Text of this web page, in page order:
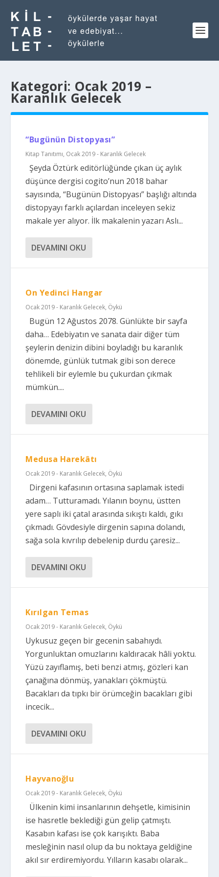
Kategori: Ocak 2019 –
Karanlık Gelecek
“Bugünün Distopyası”
Kitap Tanıtımı, Ocak 2019 - Karanlık Gelecek
Şeyda Öztürk editörlüğünde çıkan üç aylık
düşünce dergisi cogito’nun 2018 bahar
sayısında, “Bugünün Distopyası” başlığı altında
distopyayı farklı açılardan inceleyen sekiz
makale yer alıyor. İlk makalenin yazarı Aslı...
DEVAMINI OKU
On Yedinci Hangar
Ocak 2019 - Karanlık Gelecek, Öykü
Bugün 12 Ağustos 2078. Günlükte bir sayfa
daha… Edebiyatın ve sanata dair diğer tüm
şeylerin denizin dibini boyladığı bu karanlık
dönemde, günlük tutmak gibi son derece
tehlikeli bir eylemle bu çukurdan çıkmak
mümkün....
DEVAMINI OKU
Medusa Harekâtı
Ocak 2019 - Karanlık Gelecek, Öykü
Dirgeni kafasının ortasına saplamak istedi
adam… Tutturamadı. Yılanın boynu, üstten
yere saplı iki çatal arasında sıkıştı kaldı, gıkı
çıkmadı. Gövdesiyle dirgenin sapına dolandı,
sağa sola kıvrılıp debelenip durdu çaresiz...
DEVAMINI OKU
Kırılgan Temas
Ocak 2019 - Karanlık Gelecek, Öykü
Uykusuz geçen bir gecenin sabahıydı.
Yorgunluktan omuzlarını kaldıracak hâli yoktu.
Yüzü zayıflamış, beti benzi atmış, gözleri kan
çanağına dönmüş, yanakları çökmüştü.
Bacakları da tıpkı bir örümceğin bacakları gibi
incecik...
DEVAMINI OKU
Hayvanoğlu
Ocak 2019 - Karanlık Gelecek, Öykü
Ülkenin kimi insanlarının dehşetle, kimisinin
ise hasretle beklediği gün gelip çatmıştı.
Kasabın kafası ise çok karışıktı. Baba
mesleğinin nasıl olup da bu noktaya geldiğine
akıl sır erdiremiyordu. Yılların kasabı olarak...